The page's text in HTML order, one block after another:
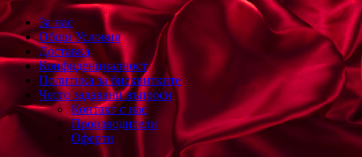
За нас
Общи Условия
Доставка
Конфиденциалност
Политика за бисквитките
Често задавани въпроси
Контакт с нас
Производители
Оферти